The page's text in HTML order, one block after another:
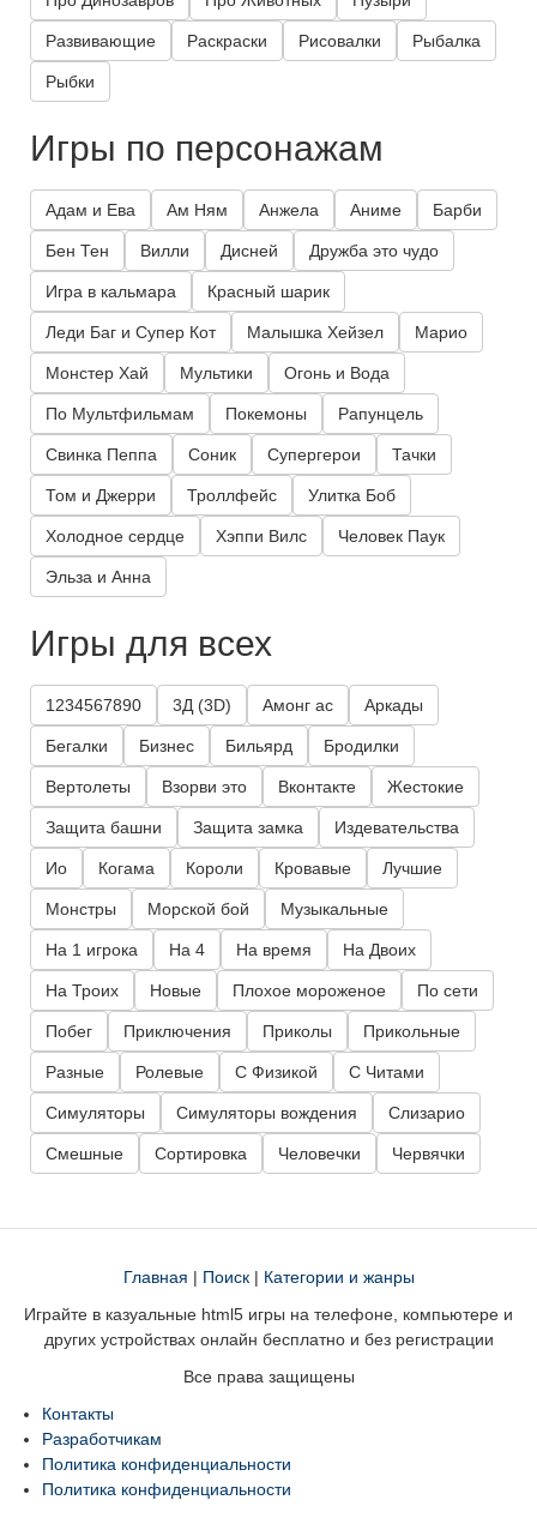
Развивающие Раскраски Рисовалки Рыбалка
Рыбки
Игры по персонажам
Адам и Ева Ам Ням Анжела Аниме Барби
Бен Тен Вилли Дисней Дружба это чудо
Игра в кальмара Красный шарик
Леди Баг и Супер Кот Малышка Хейзел Марио
Монстер Хай Мультики Огонь и Вода
По Мультфильмам Покемоны Рапунцель
Свинка Пеппа Соник Супергерои Тачки
Том и Джерри Троллфейс Улитка Боб
Холодное сердце Хэппи Вилс Человек Паук
Эльза и Анна
Игры для всех
1234567890 3Д (3D) Амонг ас Аркады
Бегалки Бизнес Бильярд Бродилки
Вертолеты Взорви это Вконтакте Жестокие
Защита башни Защита замка Издевательства
Ио Когама Короли Кровавые Лучшие
Монстры Морской бой Музыкальные
На 1 игрока На 4 На время На Двоих
На Троих Новые Плохое мороженое По сети
Побег Приключения Приколы Прикольные
Разные Ролевые С Физикой С Читами
Симуляторы Симуляторы вождения Слизарио
Смешные Сортировка Человечки Червячки
Главная | Поиск| Категории и жанры
Играйте в казуальные html5 игры на телефоне, компьютере и
других устройствах онлайн бесплатно и без регистрации
Все права защищены
Контакты
Разработчикам
Политика конфиденциальности
Политика конфиденциальности